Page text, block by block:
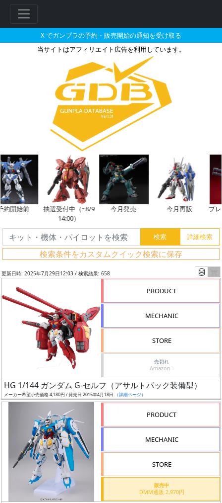
X でガンプラの予約・販売開始の通知を受け取る
当サイトはアフィリエイト広告を利用しています。
HG 1/144 ガンダム G-セルフ（
始前
抽選受付中（~8/9
14:00）
今月発売 今月再販 プレバ
検索条件をカスタムクイック検索に保存
フ
リ
更新日時: 2025年7月29日12:03 / 検索結果: 658
PRODUCT
MECHANIC
STORE
売切れ
Amazon -
HG 1/144 ガンダム G-セルフ（アサルトパック装備型）
メーカー希望小売価格 4,180円 / 発売日 2015年4月18日 （詳細ページ）
PRODUCT
MECHANIC
STORE
販売中
DMM通販 2,970円